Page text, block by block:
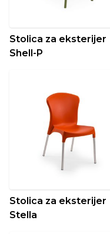
Stolica za eksterijer
Shell-P
Stolica za eksterijer
Stella